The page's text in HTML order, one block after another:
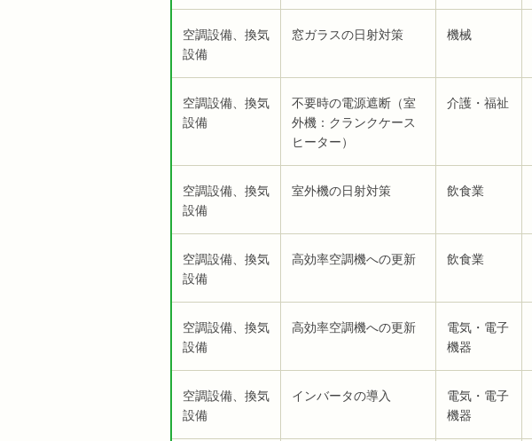
空調設備、換気
設備
窓ガラスの日射対策 機械
空調設備、換気
設備
不要時の電源遮断（室
外機：クランクケース
ヒーター）
介護・福祉
空調設備、換気
設備
室外機の日射対策 飲食業
空調設備、換気
設備
高効率空調機への更新 飲食業
空調設備、換気
設備
高効率空調機への更新
電気・電子
機器
空調設備、換気
設備
インバータの導入
電気・電子
機器